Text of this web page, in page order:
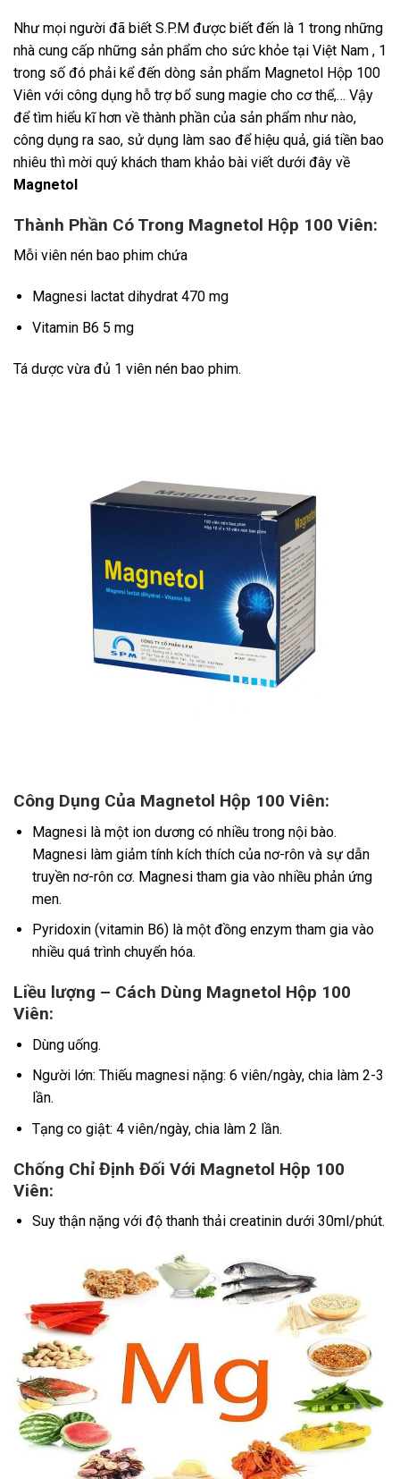
Như mọi người đã biết S.P.M được biết đến là 1 trong những
nhà cung cấp những sản phẩm cho sức khỏe tại Việt Nam , 1
trong số đó phải kể đến dòng sản phẩm Magnetol Hộp 100
Viên với công dụng hỗ trợ bổ sung magie cho cơ thể,… Vậy
để tìm hiểu kĩ hơn về thành phần của sản phẩm như nào,
công dụng ra sao, sử dụng làm sao để hiệu quả, giá tiền bao
nhiêu thì mời quý khách tham khảo bài viết dưới đây về
Magnetol
Thành Phần Có Trong Magnetol Hộp 100 Viên:
Mỗi viên nén bao phim chứa
Magnesi lactat dihydrat 470 mg
Vitamin B6 5 mg
Tá dược vừa đủ 1 viên nén bao phim.
Công Dụng Của Magnetol Hộp 100 Viên:
Magnesi là một ion dương có nhiều trong nội bào.
Magnesi làm giảm tính kích thích của nơ-rôn và sự dẫn
truyền nơ-rôn cơ. Magnesi tham gia vào nhiều phản ứng
men.
Pyridoxin (vitamin B6) là một đồng enzym tham gia vào
nhiều quá trình chuyển hóa.
Liều lượng – Cách Dùng Magnetol Hộp 100
Viên:
Dùng uống.
Người lớn: Thiếu magnesi nặng: 6 viên/ngày, chia làm 2-3
lần.
Tạng co giật: 4 viên/ngày, chia làm 2 lần.
Chống Chỉ Định Đối Với Magnetol Hộp 100
Viên:
Suy thận nặng với độ thanh thải creatinin dưới 30ml/phút.